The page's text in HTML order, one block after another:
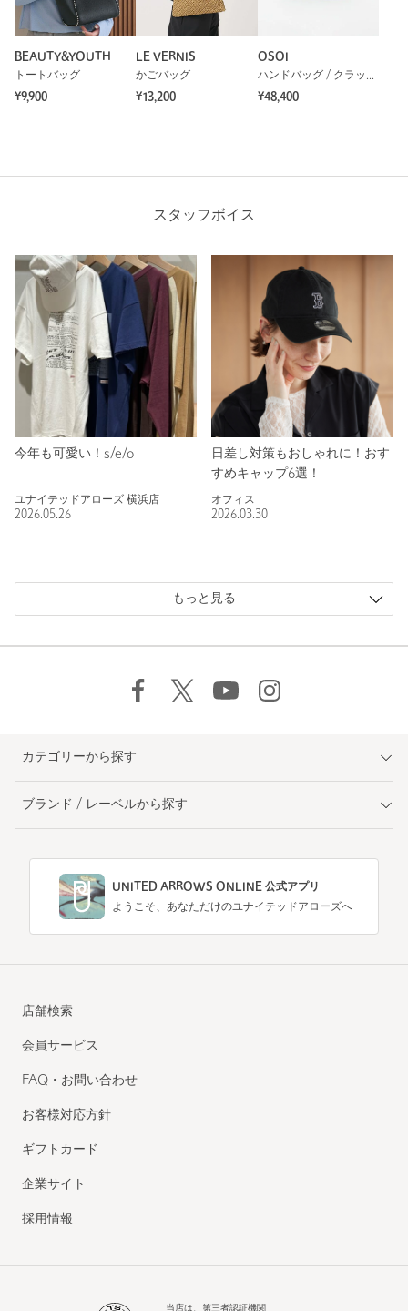
BEAUTY&YOUTH
トートバッグ
¥9,900
LE VERNIS
かごバッグ
¥13,200
OSOI
ハンドバッグ / クラッチバッグ
¥48,400
スタッフボイス
今年も可愛い！s/e/o
ユナイテッドアローズ 横浜店
2026.05.26
日差し対策もおしゃれに！おす
すめキャップ6選！
オフィス
2026.03.30
もっと見る
カテゴリーから探す
ブランド / レーベルから探す
UNITED ARROWS ONLINE 公式アプリ
ようこそ、あなただけのユナイテッドアローズへ
店舗検索
会員サービス
FAQ・お問い合わせ
お客様対応方針
ギフトカード
企業サイト
採用情報
当店は、第三者認証機関